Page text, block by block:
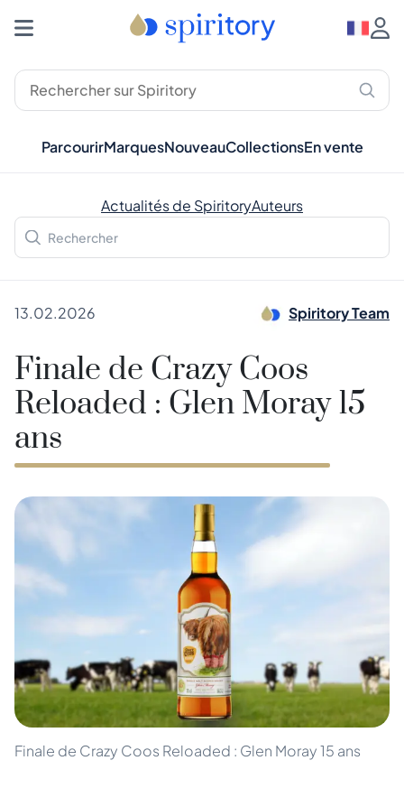
ParcourirMarquesNouveauCollectionsEn vente
Actualités de SpiritoryAuteurs
13.02.2026 Spiritory Team
Finale de Crazy Coos
Reloaded : Glen Moray 15
ans
Finale de Crazy Coos Reloaded : Glen Moray 15 ans